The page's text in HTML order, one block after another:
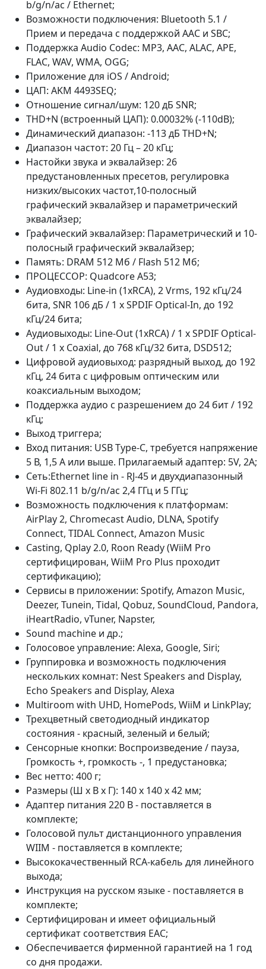
b/g/n/ac / Ethernet;
Возможности подключения: Bluetooth 5.1 /
Прием и передача с поддержкой AAC и SBC;
Поддержка Audio Codec: MP3, AAC, ALAC, APE,
FLAC, WAV, WMA, OGG;
Приложение для iOS / Android;
ЦАП: AKM 4493SEQ;
Отношение сигнал/шум: 120 дБ SNR;
THD+N (встроенный ЦАП): 0.00032% (-110dB);
Динамический диапазон: -113 дБ THD+N;
Диапазон частот: 20 Гц – 20 кГц;
Настойки звука и эквалайзер: 26
предустановленных пресетов, регулировка
низких/высоких частот,10-полосный
графический эквалайзер и параметрический
эквалайзер;
Графический эквалайзер: Параметрический и 10-
полосный графический эквалайзер;
Память: DRAM 512 Мб / Flash 512 Мб;
ПРОЦЕССОР: Quadcore A53;
Аудиовходы: Line-in (1xRCA), 2 Vrms, 192 кГц/24
бита, SNR 106 дБ / 1 х SPDIF Optical-In, до 192
кГц/24 бита;
Аудиовыходы: Line-Out (1xRCA) / 1 х SPDIF Optical-
Out / 1 х Coaxial, до 768 кГц/32 бита, DSD512;
Цифровой аудиовыход: разрядный выход, до 192
кГц, 24 бита с цифровым оптическим или
коаксиальным выходом;
Поддержка аудио с разрешением до 24 бит / 192
кГц;
Выход триггера;
Вход питания: USB Type-C, требуется напряжение
5 В, 1,5 А или выше. Прилагаемый адаптер: 5V, 2A;
Сеть:Ethernet line in - RJ-45 и двухдиапазонный
Wi-Fi 802.11 b/g/n/ac 2,4 ГГц и 5 ГГц;
Возможность подключения к платформам:
AirPlay 2, Chromecast Audio, DLNA, Spotify
Connect, TIDAL Connect, Amazon Music
Casting, Qplay 2.0, Roon Ready (WiiM Pro
сертифицирован, WiiM Pro Plus проходит
сертификацию);
Сервисы в приложении: Spotify, Amazon Music,
Deezer, Tunein, Tidal, Qobuz, SoundCloud, Pandora,
iHeartRadio, vTuner, Napster,
Sound machine и др.;
Голосовое управление: Alexa, Google, Siri;
Группировка и возможность подключения
нескольких комнат: Nest Speakers and Display,
Echo Speakers and Display, Alexa
Multiroom with UHD, HomePods, WiiM и LinkPlay;
Трехцветный светодиодный индикатор
состояния - красный, зеленый и белый;
Сенсорные кнопки: Воспроизведение / пауза,
Громкость +, громкость -, 1 предустановка;
Вес нетто: 400 г;
Размеры (Ш х В х Г): 140 x 140 x 42 мм;
Адаптер питания 220 В - поставляется в
комплекте;
Голосовой пульт дистанционного управления
WIIM - поставляется в комплекте;
Высококачественный RCA-кабель для линейного
выхода;
Инструкция на русском языке - поставляется в
комплекте;
Сертифицирован и имеет официальный
сертификат соответствия ЕАС;
Обеспечивается фирменной гарантией на 1 год
со дня продажи.